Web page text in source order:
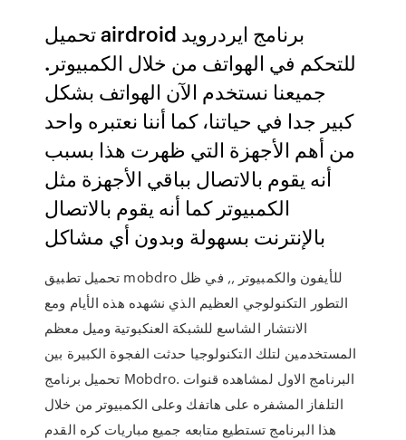
تحميل airdroid برنامج ايردرويد
للتحكم في الهواتف من خلال الكمبيوتر.
جميعنا نستخدم الآن الهواتف بشكل
كبير جدا في حياتنا، كما أننا نعتبره واحد
من أهم الأجهزة التي ظهرت هذا بسبب
أنه يقوم بالاتصال بباقي الأجهزة مثل
الكمبيوتر كما أنه يقوم بالاتصال
بالإنترنت بسهولة وبدون أي مشاكل
تحميل تطبيق mobdro للأيفون والكمبيوتر ,, في ظل
التطور التكنولوجي العظيم الذي نشهده هذه الأيام ومع
الانتشار الشاسع للشبكة العنكبوتية وميل معظم
المستخدمين لتلك التكنولوجيا حدثت الفجوة الكبيرة بين
تحميل برنامج Mobdro. البرنامج الاول لمشاهده قنوات
التلفاز المشفره على هاتفك وعلى الكمبيوتر من خلال
هذا البرنامج تستطيع متابعه جميع مباريات كره القدم